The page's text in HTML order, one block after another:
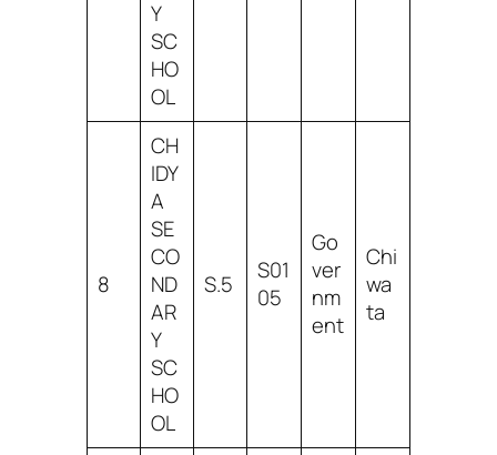
Y
SC
HO
OL
8
CH
IDY
A
SE
CO
ND
AR
Y
SC
HO
OL
S.5
S01
05
Go
ver
nm
ent
Chi
wa
ta